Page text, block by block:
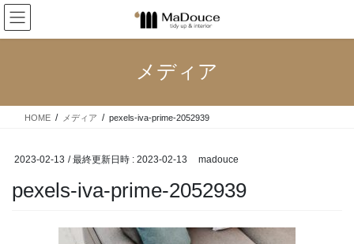
コ
ン
テ
ス
ナ
ビ
ゲ
ン
メディア
HOME メディア pexels-iva-prime-2052939
2023-02-13 / 最終更新日時 : 2023-02-13 madouce
pexels-iva-prime-2052939